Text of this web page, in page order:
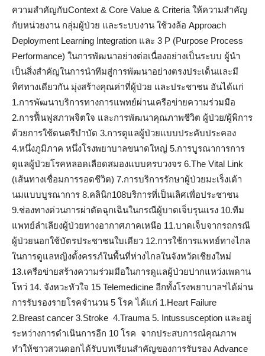
ความสำคัญกับContext & Core Value & Criteria ให้ความสำคัญ
กับหน่วยงาน กลุ่มผู้ป่วย และระบบงาน ใช้วงล้อ Approach
Deployment Learning Integration และ 3 P (Purpose Process
Performance) ในการพัฒนาอย่างต่อเนื่องอย่างเป็นระบบ ผู้นำ
เป็นสิ่งสำคัญในการนำทีมสู่การพัฒนาอย่างตรงประเด็นและมี
ทิศทางเดียวกัน มุ่งสร้างคุณค่าที่ผู้ป่วย และประชาชน อันได้แก่
1.การพัฒนาบริการทางการแพทย์ผ่านเครือข่ายความร่วมมือ
2.การฟื้นฟูสภาพจิตใจ และการพัฒนาคุณภาพชีวิต ผู้ป่วย/ผู้พิการ
ด้วยการใช้ดนตรีบำบัด 3.การดูแลผู้ป่วยแบบประคับประคอง
4.หนึ่งภูมิภาค หนึ่งโรงพยาบาลขนาดใหญ่ 5.การบูรณาการการ
ดูแลผู้ป่วยโรคหลอดเลือดสมองแบบครบวงจร 6.The Vital Link
(เส้นทางเชื่อมการรอดชีวิต) 7.การบริการรักษาผู้ป่วยมะเร็งเต้า
นมแบบบูรณาการ 8.คลินิก108บริการที่เป็นเลิศเพื่อประชาชน
9.ช่องทางด่วนการผ่าตัดฉุกเฉินในกรณีผู้บาดเจ็บรุนแรง 10.ทีม
แพทย์ลำเลียงผู้ป่วยทางอากาศภาคเหนือ 11.บาดเจ็บจากรถกรณี
ผู้ป่วยนอกใช้บัตรประชาชนใบเดียว 12.การใช้การแพทย์ทางไกล
ในการดูแลหญิงตั้งครรภ์ในพื้นที่ห่างไกลในจังหวัดเชียงใหม่
13.เครือข่ายสร้างความร่วมมือในการดูแลผู้ป่วยปากแหว่งเพดาน
โหว่ 14. จังหวะหัวใจ 15 Telemedicine อีกทั้งโรงพยาบาลฯได้ผ่าน
การรับรองรายโรคจำนวน 5 โรค ได้แก่ 1.Heart Failure
2.Breast cancer 3.Stroke 4.Trauma 5. Intussusception และอยู่
ระหว่างการดำเนินการอีก 10 โรค จากประสบการณ์คุณภาพ
ทำให้ชาวสวนดอกได้รับบทเรียนสำคัญของการรับรอง Advance